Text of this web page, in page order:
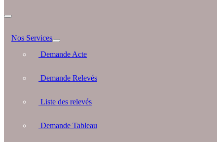
Nos Services
Demande Acte
Demande Relevés
Liste des relevés
Demande Tableau